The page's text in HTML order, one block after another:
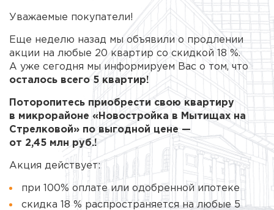
Уважаемые покупатели!
Еще неделю назад мы объявили о продлении
акции на любые 20 квартир со скидкой 18 %.
А уже сегодня мы информируем Вас о том, что
осталось всего 5 квартир!
Поторопитесь приобрести свою квартиру
в микрорайоне «Новостройка в Мытищах на
Стрелковой» по выгодной цене —
от 2,45 млн руб.!
Акция действует:
при 100% оплате или одобренной ипотеке
скидка 18 % распространяется на любые 5